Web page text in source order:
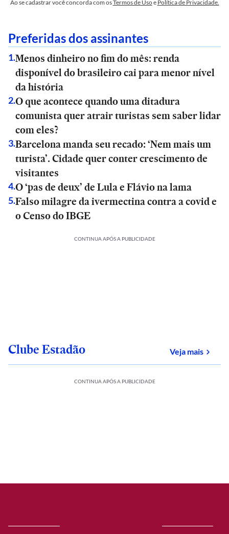
Ao se cadastrar você concorda com osTermos de Usoe Política de Privacidade.
Preferidas dos assinantes
1.Menos dinheiro no fim do mês: renda
disponível do brasileiro cai para menor nível
da história
2.O que acontece quando uma ditadura
comunista quer atrair turistas sem saber lidar
com eles?
3.Barcelona manda seu recado: ‘Nem mais um
turista’. Cidade quer conter crescimento de
visitantes
4.O ‘pas de deux’ de Lula e Flávio na lama
5.Falso milagre da ivermectina contra a covid e
o Censo do IBGE
CONTINUA APÓS A PUBLICIDADE
Clube Estadão Veja maissobre
CONTINUA APÓS A PUBLICIDADE